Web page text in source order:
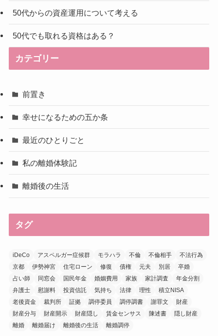
50代からの資産運用について考える
50代でも取れる資格はある？
カテゴリー
前置き
幸せになるための五か条
最近のひとりごと
私の離婚体験記
離婚後の生活
タグ
iDeCo アスペルガー症候群 モラハラ 不倫 不倫相手
不法行為
京都
伊勢神宮 住宅ローン 修復 債権 元夫 別居
卒婚
占い師
同窓会 国民年金 婚姻費用 家族 家計調査
年金分割
弁護士
慰謝料 投資信託 気持ち 法律 理性
積立NISA
老後資金
裁判所 証拠 調停委員 調停調書 謝罪文
財産
財産分与
財産開示 財産隠し 賃金センサス 陳述書
隠し財産
離婚
離婚届け 離婚後の生活 離婚調停